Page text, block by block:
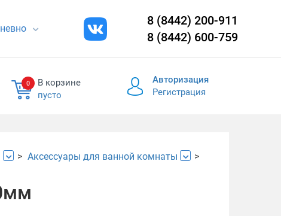
8 (8442) 200-911
8 (8442) 600-759
0
В корзине
пусто
Авторизация
Регистрация
Аксессуары для ванной комнаты